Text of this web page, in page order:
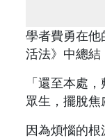
學者費勇在他
活法》中總結
「還至本處
眾生，擺脫焦
因為煩惱的